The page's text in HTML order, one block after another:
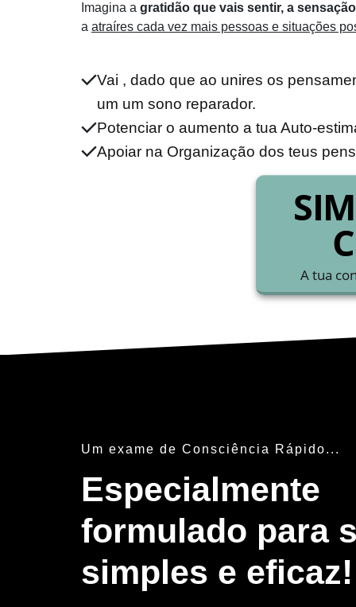
Imagina a gratidão que vais sentir, a
a atraíres cada vez mais pessoas e situações
Vai , dado que ao unires os
um um sono reparador.
Potenciar o aumento a tua Auto-
Apoiar na Organização dos teus
A tua
Um exame de Consciência Rápido...
Especialmente
formulado para
simples e eficaz!